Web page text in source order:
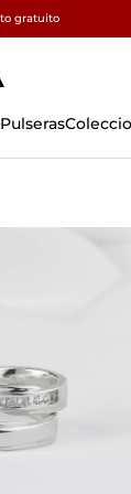
gratuito
Pulseras